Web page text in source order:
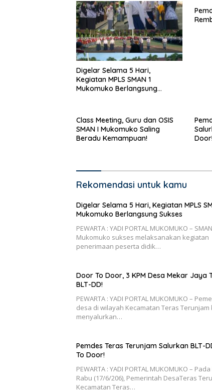
Digelar Selama 5 Hari,
Kegiatan MPLS SMAN 1
Mukomuko Berlangsung
Class Meeting, Guru dan OSIS
SMAN I Mukomuko Saling
Beradu Kemampuan!
Rekomendasi untuk kamu
Digelar Selama 5 Hari, Kegiatan MPLS
Mukomuko Berlangsung Sukses
PEWARTA : YADI PORTAL MUKOMUKO –
Mukomuko sukses melaksanakan kegiatan
penerimaan peserta didik…
Door To Door, 3 KPM Desa Mekar Jaya
BLT-DD!
PEWARTA : YADI PORTAL MUKOMUKO –
desa di wilayah Kecamatan Teras Terunjam
menyalurkan…
Pemdes Teras Terunjam Salurkan BLT-
To Door!
PEWARTA : YADI PORTAL MUKOMUKO –
Rabu (17/6/206), Pemerintah DesaTeras
Kecamatan Teras…